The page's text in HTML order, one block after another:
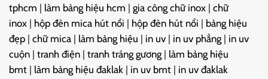
tphcm | làm bảng hiệu hcm | gia công chữ inox | chữ
inox | hộp đèn mica hút nổi | hộp đèn hút nổi | bảng hiệu
đẹp | chữ mica | làm bảng hiệu | in uv | in uv phẳng | in uv
cuộn | tranh điện | tranh tráng gương | làm bảng hiệu
bmt | làm bảng hiệu đaklak | in uv bmt | in uv đaklak